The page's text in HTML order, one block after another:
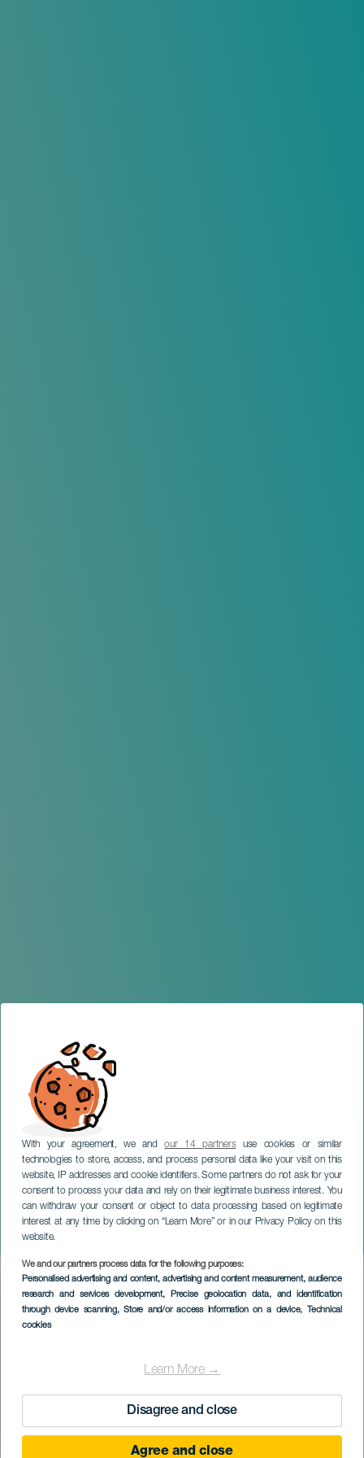
With your agreement, we andour 14 partnersuse cookies or similar
technologies to store, access, and process personal data like your visit on this
website, IP addresses and cookie identifiers. Some partners do not ask for your
consent to process your data and rely on their legitimate business interest. You
can withdraw your consent or object to data processing based on legitimate
interest at any time by clicking on “Learn More” or in our Privacy Policy on this
website.
We and our partners process data for the following purposes:
Personalised advertising and content, advertising and content measurement, audience
research and services development, Precise geolocation data, and identification
through device scanning, Store and/or access information on a device, Technical
cookies
Learn More →
Disagree and close
Agree and close
Buiten La L in concert
GRAN CANARIA
Imagen
Listado